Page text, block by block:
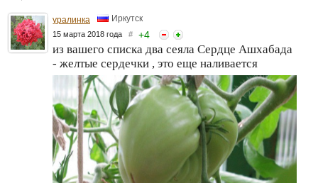
уралинка Иркутск
15 марта 2018 года # +4
из вашего списка два сеяла Сердце Ашхабада
- желтые сердечки , это еще наливается